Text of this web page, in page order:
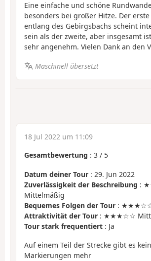
Eine einfache und schöne
besonders bei großer Hitze. Der
entlang des Gebirgsbachs scheint
sein als der zweite, aber insgesamt
sehr angenehm. Vielen Dank an den
Maschinell übersetzt
18 Jul 2022 um 11:09
Gesamtbewertung : 3 / 5
Datum deiner Tour : 29. Jun 2022
Zuverlässigkeit der Beschreibung :
Mittelmäßig
Bequemes Folgen der Tour : ★★★☆☆
Attraktivität der Tour : ★★★☆☆
Tour stark frequentiert : Ja
Auf einem Teil der Strecke gibt es
Markierungen mehr